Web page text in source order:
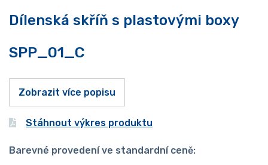
Dílenská skříň s plastovými boxy
SPP_01_C
Zobrazit více popisu
Stáhnout výkres produktu
Barevné provedení ve standardní ceně: